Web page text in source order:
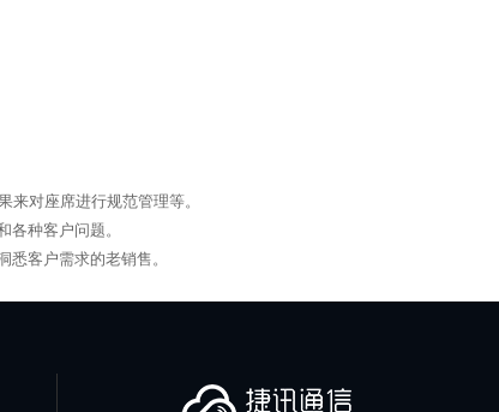
对座席进行规范管理等。
种客户问题。
客户需求的老销售。